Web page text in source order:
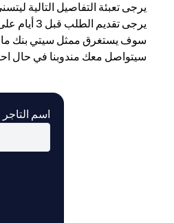
يرجى تعبئة التفاصيل التالية
يرجى تقديم الطلب قبل 3 أيام على الأقل من تاريخ إصدار كشف حساب بطاقة الائتمان الخاصة بك.
سوف يستغرق ممثل سيتي بنك ما يصل إلى 7 أيام عمل لإكمال حجز
سيتواصل معك مندوبنا في حال
اسم التاجر